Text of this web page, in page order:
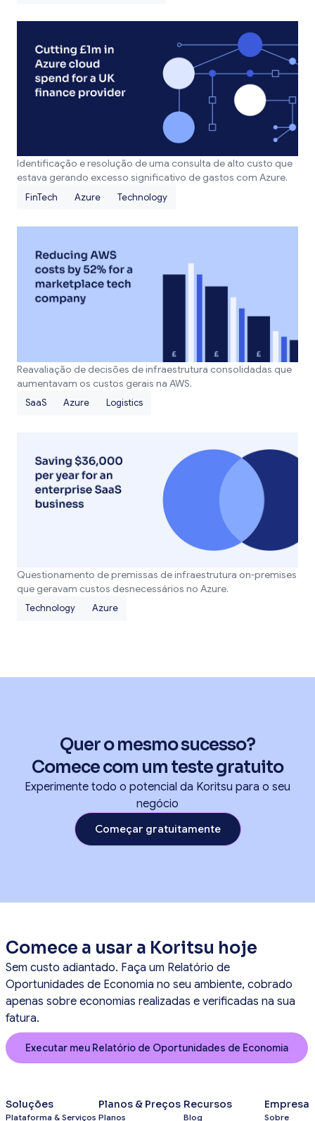
Identificação e resolução de uma consulta de alto custo que
estava gerando excesso significativo de gastos com Azure.
FinTech Azure Technology
Reavaliação de decisões de infraestrutura consolidadas que
aumentavam os custos gerais na AWS.
SaaS Azure Logistics
Questionamento de premissas de infraestrutura on-premises
que geravam custos desnecessários no Azure.
Technology Azure
Quer o mesmo sucesso?
Comece com um teste gratuito
Experimente todo o potencial da Koritsu para o seu
negócio
Começar gratuitamente
Comece a usar a Koritsu hoje
Sem custo adiantado. Faça um Relatório de
Oportunidades de Economia no seu ambiente, cobrado
apenas sobre economias realizadas e verificadas na sua
fatura.
Executar meu Relatório de Oportunidades de Economia
Soluções
Plataforma & Serviços
Planos & Preços
Planos
Recursos
Blog
Empresa
Sobre